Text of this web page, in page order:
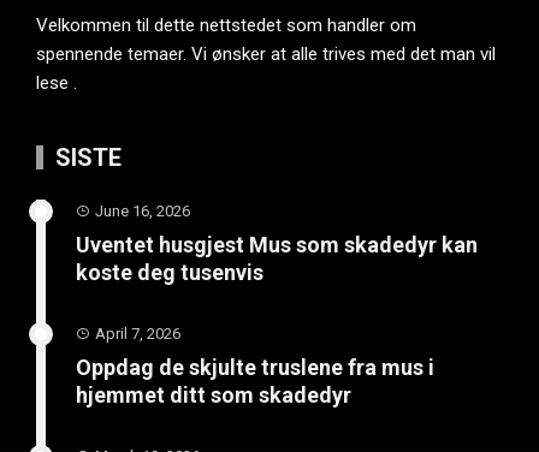
Velkommen til dette nettstedet som handler om
spennende temaer. Vi ønsker at alle trives med det man vil
lese .
SISTE
June 16, 2026
Uventet husgjest Mus som skadedyr kan
koste deg tusenvis
April 7, 2026
Oppdag de skjulte truslene fra mus i
hjemmet ditt som skadedyr